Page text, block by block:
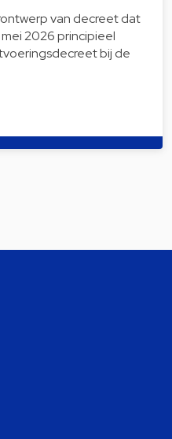
van decreet dat
2026 principieel
bij de